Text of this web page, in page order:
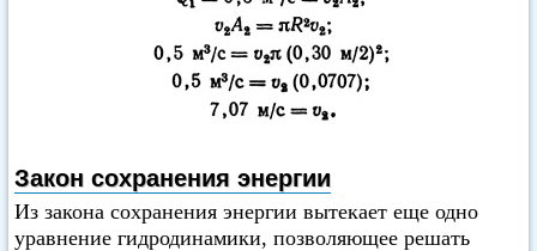
Закон сохранения энергии
Из закона сохранения энергии вытекает еще одно
уравнение гидродинамики, позволяющее решать